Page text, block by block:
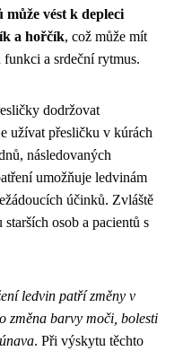
vést k depleci
a hořčík, což může mít
a srdeční rytmus.
dodržovat
užívat přesličku v kúrách
následovaných
umožňuje ledvinám
účinků. Zvláště
osob a pacientů s
ledvin patří změny v
změna barvy moči, bolesti
. Při výskytu těchto